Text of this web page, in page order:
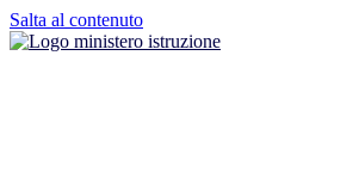
Salta al contenuto